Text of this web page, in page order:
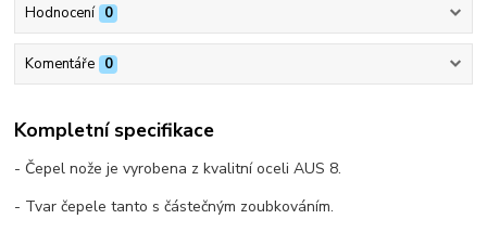
Hodnocení 0
Komentáře 0
Kompletní specifikace
- Čepel nože je vyrobena z kvalitní oceli AUS 8.
- Tvar čepele tanto s částečným zoubkováním.